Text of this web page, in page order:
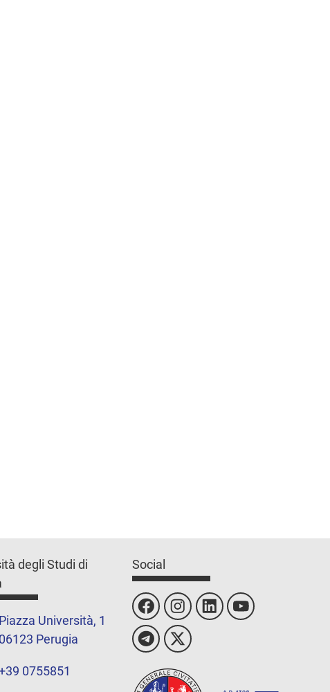
degli Studi di
Piazza Università, 1
06123 Perugia
0755851
Social